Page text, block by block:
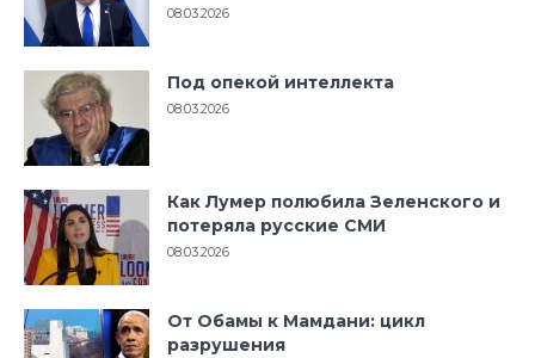
08.03.2026
Под опекой интеллекта
08.03.2026
Как Лумер полюбила Зеленского и
потеряла русские СМИ
08.03.2026
От Обамы к Мамдани: цикл
разрушения